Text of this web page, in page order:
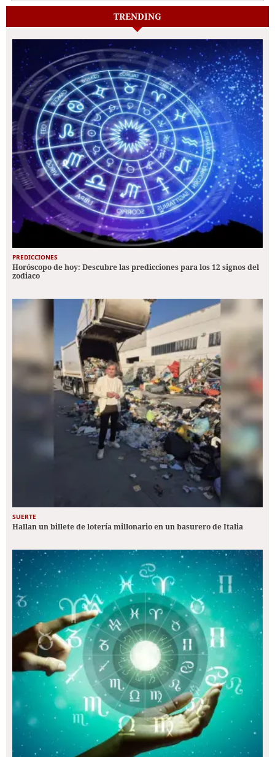
TRENDING
PREDICCIONES
Horóscopo de hoy: Descubre las predicciones para los 12 signos del
zodiaco
SUERTE
Hallan un billete de lotería millonario en un basurero de Italia